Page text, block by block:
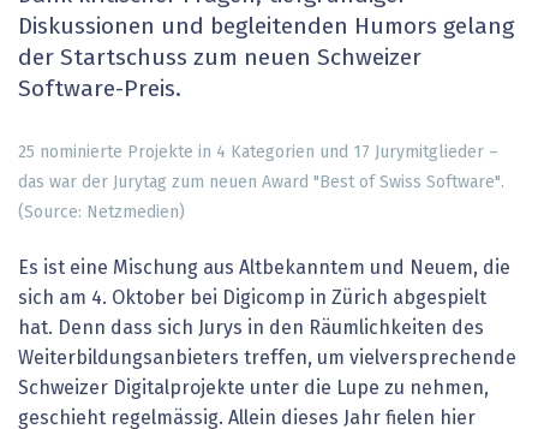
Diskussionen und begleitenden Humors gelang
der Startschuss zum neuen Schweizer
Software-Preis.
25 nominierte Projekte in 4 Kategorien und 17 Jurymitglieder –
das war der Jurytag zum neuen Award "Best of Swiss Software".
(Source: Netzmedien)
Es ist eine Mischung aus Altbekanntem und Neuem, die
sich am 4. Oktober bei Digicomp in Zürich abgespielt
hat. Denn dass sich Jurys in den Räumlichkeiten des
Weiterbildungsanbieters treffen, um vielversprechende
Schweizer Digitalprojekte unter die Lupe zu nehmen,
geschieht regelmässig. Allein dieses Jahr fielen hier